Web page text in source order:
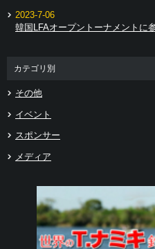
2023-7-06
韓国LFAオープントーナメントに
カテゴリ別
その他
イベント
スポンサー
メディア